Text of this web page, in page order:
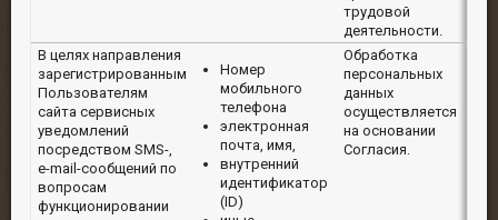
трудовой
деятельности.
В целях направления
зарегистрированным
Пользователям
сайта сервисных
уведомлений
посредством SMS-,
e-mail-сообщений по
вопросам
функционировании
Номер
мобильного
телефона
электронная
почта, имя,
внутренний
идентификатор
(ID)
Обработка
персональных
данных
осуществляется
на основании
Согласия.